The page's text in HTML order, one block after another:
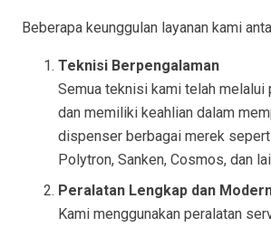
Beberapa keunggulan layanan kami
Teknisi Berpengalaman
Semua teknisi kami telah
dan memiliki keahlian dalam
dispenser berbagai merek
Polytron, Sanken, Cosmos, dan
Peralatan Lengkap dan
Kami menggunakan peralatan